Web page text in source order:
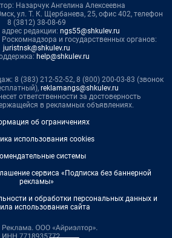
Назарчук Ангелина Алексеевна
ул. Т. К. Щербанева, 25, офис 402, телефон
8 (3812) 38-08-69
редакции: ngs55@shkulev.ru
и государственных органов:
juristnsk@shkulev.ru
help@shkulev.ru
8 (383) 212-52-52, 8 (800) 200-03-83 (звонок
reklamangs@shkulev.ru
ответственности за достоверность
в рекламных объявлениях.
об ограничениях
использования cookies
системы
сервиса «Подписка без баннерной
рекламы»
и обработки персональных данных и
использования сайта